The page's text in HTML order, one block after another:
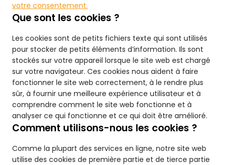
votre consentement.
Que sont les cookies ?
Les cookies sont de petits fichiers texte qui sont utilisés
pour stocker de petits éléments d’information. Ils sont
stockés sur votre appareil lorsque le site web est chargé
sur votre navigateur. Ces cookies nous aident à faire
fonctionner le site web correctement, à le rendre plus
sûr, à fournir une meilleure expérience utilisateur et à
comprendre comment le site web fonctionne et à
analyser ce qui fonctionne et ce qui doit être amélioré.
Comment utilisons-nous les cookies ?
Comme la plupart des services en ligne, notre site web
utilise des cookies de première partie et de tierce partie